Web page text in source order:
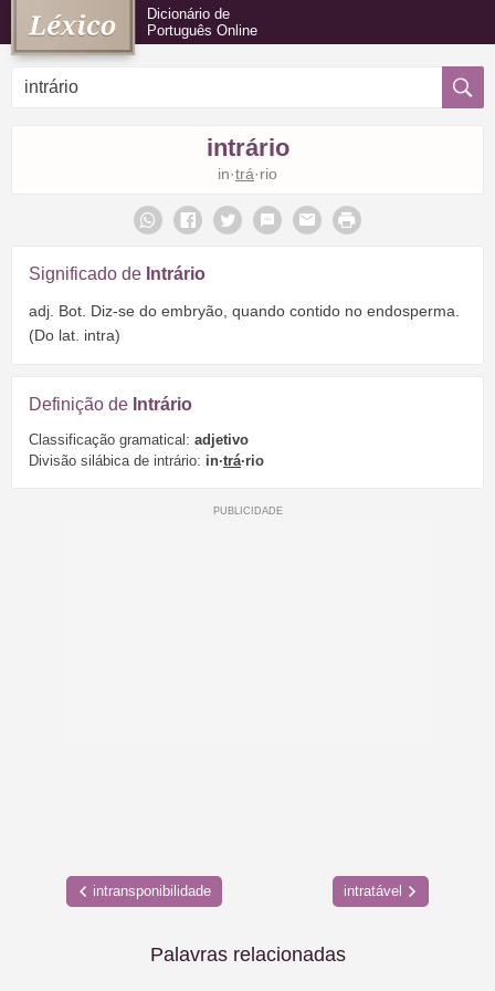
Dicionário de
Português Online
intrário
in·trá·rio
Significado de Intrário
adj. Bot. Diz-se do embryão, quando contido no endosperma.
(Do lat. intra)
Definição de Intrário
Classificação gramatical: adjetivo
Divisão silábica de intrário: in·trá·rio
intransponibilidade intratável
Palavras relacionadas